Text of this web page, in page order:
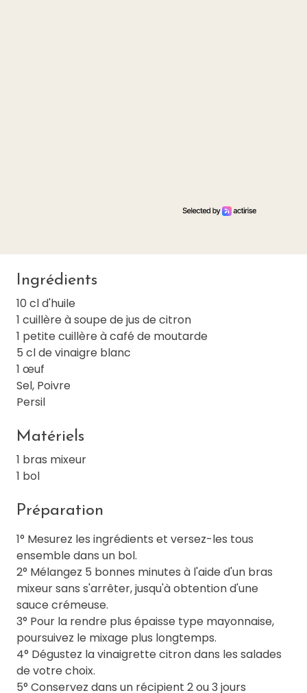
Ingrédients
10 cl d'huile
1 cuillère à soupe de jus de citron
1 petite cuillère à café de moutarde
5 cl de vinaigre blanc
1 œuf
Sel, Poivre
Persil
Matériels
1 bras mixeur
1 bol
Préparation
1° Mesurez les ingrédients et versez-les tous
ensemble dans un bol.
2° Mélangez 5 bonnes minutes à l'aide d'un bras
mixeur sans s'arrêter, jusqu'à obtention d'une
sauce crémeuse.
3° Pour la rendre plus épaisse type mayonnaise,
poursuivez le mixage plus longtemps.
4° Dégustez la vinaigrette citron dans les salades
de votre choix.
5° Conservez dans un récipient 2 ou 3 jours